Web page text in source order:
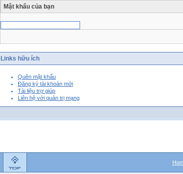
Mật khẩu của bạn
Links hữu ích
Quên mật khẩu
Đăng ký tài khoản mới
Tài liệu trợ giúp
Liên hệ với quản trị mạng